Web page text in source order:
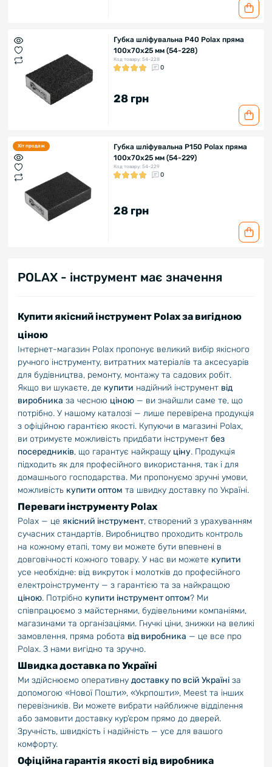
Губка шліфувальна P40 Polax пряма
100х70х25 мм (54-228)
Код товару: 54-228
0
28 грн
Хіт продаж
Губка шліфувальна P150 Polax пряма
100х70х25 мм (54-229)
Код товару: 54-229
0
28 грн
POLAX - інструмент має значення
Купити якісний інструмент Polax за вигідною
ціною
Інтернет-магазин Polax пропонує великий вибір якісного
ручного інструменту, витратних матеріалів та аксесуарів
для будівництва, ремонту, монтажу та садових робіт.
Якщо ви шукаєте, де купити надійний інструмент від
виробника за чесною ціною — ви знайшли саме те, що
потрібно. У нашому каталозі — лише перевірена продукція
з офіційною гарантією якості. Купуючи в магазині Polax,
ви отримуєте можливість придбати інструмент без
посередників, що гарантує найкращу ціну. Продукція
підходить як для професійного використання, так і для
домашнього господарства. Ми пропонуємо зручні умови,
можливість купити оптом та швидку доставку по Україні.
Переваги інструменту Polax
Polax — це якісний інструмент, створений з урахуванням
сучасних стандартів. Виробництво проходить контроль
на кожному етапі, тому ви можете бути впевнені в
довговічності кожного товару. У нас ви можете купити
усе необхідне: від викруток і молотків до професійного
електроінструменту — з гарантією та за найкращою
ціною. Потрібно купити інструмент оптом? Ми
співпрацюємо з майстернями, будівельними компаніями,
магазинами та організаціями. Гнучкі ціни, знижки на великі
замовлення, пряма робота від виробника — це все про
Polax. З нами вигідно та зручно.
Швидка доставка по Україні
Ми здійснюємо оперативну доставку по всій Україні за
допомогою «Нової Пошти», «Укрпошти», Meest та інших
перевізників. Ви можете вибрати найближче відділення
або замовити доставку кур’єром прямо до дверей.
Зручність, швидкість і надійність — усе для вашого
комфорту.
Офіційна гарантія якості від виробника